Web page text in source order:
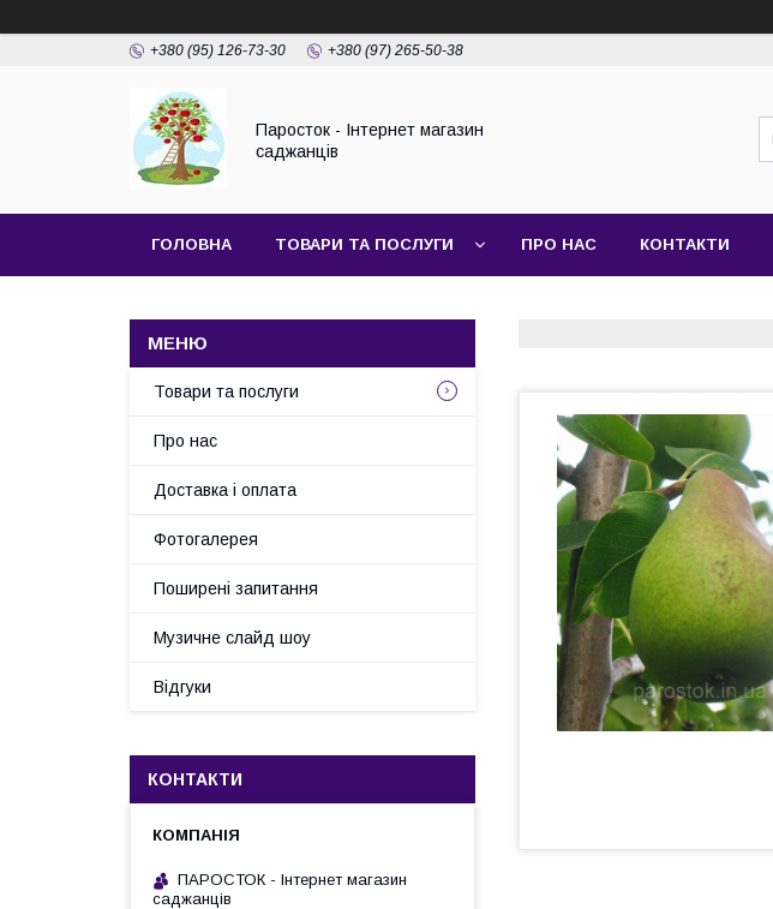
+380 (95) 126-73-30 +380 (97) 265-50-38
Паросток - Інтернет магазин
саджанців
ГОЛОВНА ТОВАРИ ТА ПОСЛУГИ ПРО НАС КОНТАКТИ
Товари та послуги
Про нас
Доставка і оплата
Фотогалерея
Поширені запитання
Музичне слайд шоу
Відгуки
КОНТАКТИ
ПАРОСТОК - Інтернет магазин
саджанців